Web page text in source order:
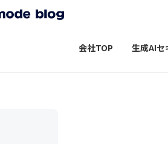
会社TOP 生成AIセ